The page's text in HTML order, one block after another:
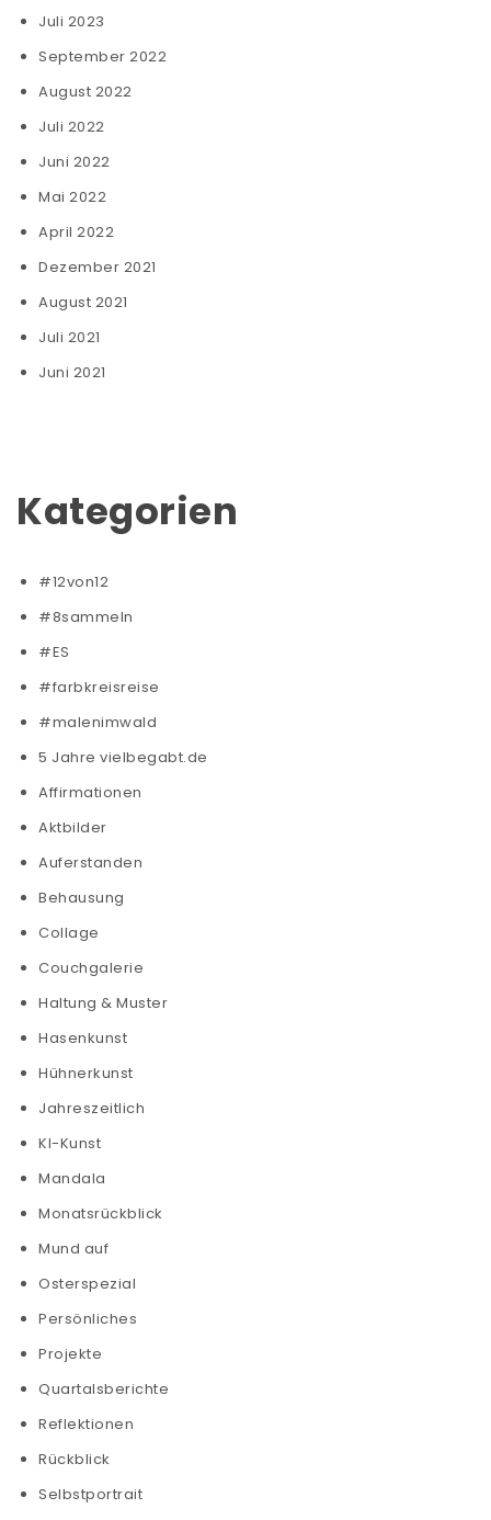
Juli 2023
September 2022
August 2022
Juli 2022
Juni 2022
Mai 2022
April 2022
Dezember 2021
August 2021
Juli 2021
Juni 2021
Kategorien
#12von12
#8sammeln
#ES
#farbkreisreise
#malenimwald
5 Jahre vielbegabt.de
Affirmationen
Aktbilder
Auferstanden
Behausung
Collage
Couchgalerie
Haltung & Muster
Hasenkunst
Hühnerkunst
Jahreszeitlich
KI-Kunst
Mandala
Monatsrückblick
Mund auf
Osterspezial
Persönliches
Projekte
Quartalsberichte
Reflektionen
Rückblick
Selbstportrait